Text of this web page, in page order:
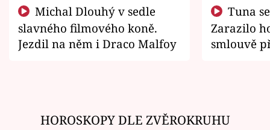
slavného filmového koně.
Jezdil na něm i Draco Malfoy
Zarazilo
smlouvě
HOROSKOPY DLE ZVĚROKRUHU